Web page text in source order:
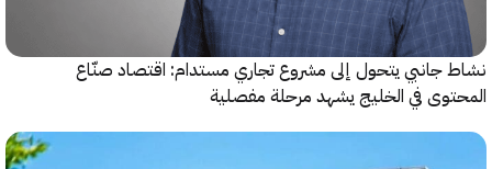
جانبي يتحول إلى مشروع تجاري مستدام: اقتصاد صنّاع
في الخليج يشهد مرحلة مفصلية